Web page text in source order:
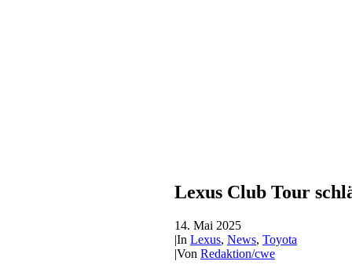
Lexus Club Tour
14. Mai 2025
|In Lexus, News, Toyota
|Von Redaktion/cwe